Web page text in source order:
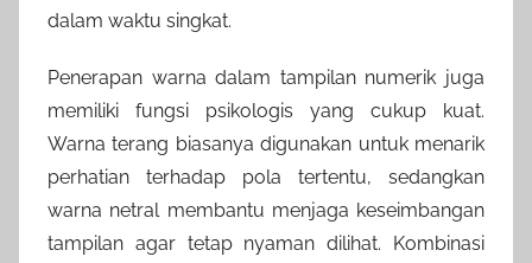
dalam waktu singkat.
Penerapan warna dalam tampilan numerik juga
memiliki fungsi psikologis yang cukup kuat.
Warna terang biasanya digunakan untuk menarik
perhatian terhadap pola tertentu, sedangkan
warna netral membantu menjaga keseimbangan
tampilan agar tetap nyaman dilihat. Kombinasi